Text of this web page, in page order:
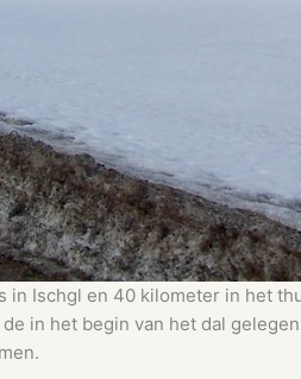
in Ischgl en 40 kilometer in het
in het begin van het dal